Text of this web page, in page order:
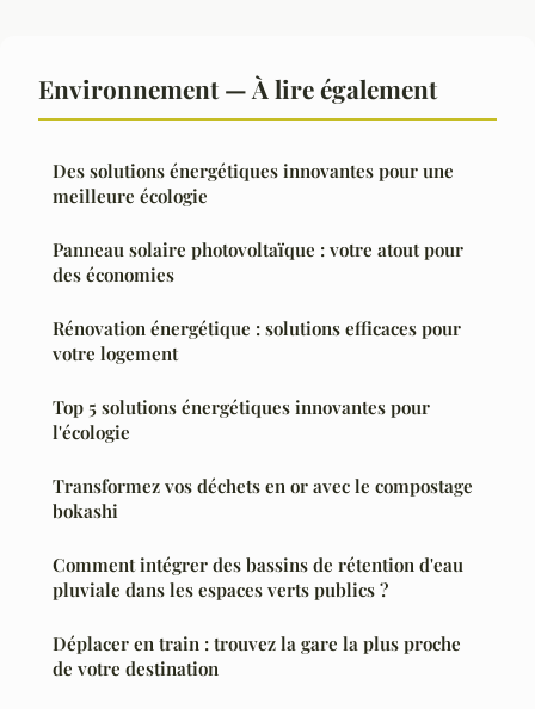
Environnement — À lire également
Des solutions énergétiques innovantes pour une
meilleure écologie
Panneau solaire photovoltaïque : votre atout pour
des économies
Rénovation énergétique : solutions efficaces pour
votre logement
Top 5 solutions énergétiques innovantes pour
l'écologie
Transformez vos déchets en or avec le compostage
bokashi
Comment intégrer des bassins de rétention d'eau
pluviale dans les espaces verts publics ?
Déplacer en train : trouvez la gare la plus proche
de votre destination